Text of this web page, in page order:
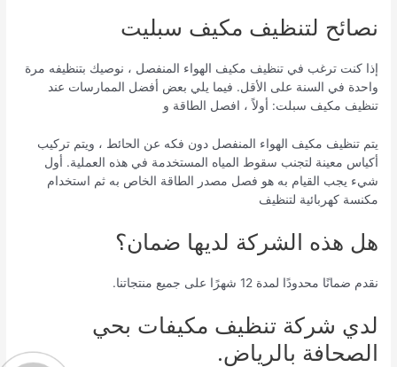
نصائح لتنظيف مكيف سبليت
إذا كنت ترغب في تنظيف مكيف الهواء المنفصل ، نوصيك بتنظيفه مرة
واحدة في السنة على الأقل. فيما يلي بعض أفضل الممارسات عند
تنظيف مكيف سبلت: أولاً ، افصل الطاقة و
يتم تنظيف مكيف الهواء المنفصل دون فكه عن الحائط ، ويتم تركيب
أكياس معينة لتجنب سقوط المياه المستخدمة في هذه العملية. أول
شيء يجب القيام به هو فصل مصدر الطاقة الخاص به ثم استخدام
مكنسة كهربائية لتنظيف
هل هذه الشركة لديها ضمان؟
نقدم ضمانًا محدودًا لمدة 12 شهرًا على جميع منتجاتنا.
لدي شركة تنظيف مكيفات بحي
الصحافة بالرياض.